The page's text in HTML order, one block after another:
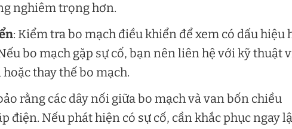
nghiêm trọng hơn.
: Kiểm tra bo mạch điều khiển để xem có dấu hiệu
bo mạch gặp sự cố, bạn nên liên hệ với kỹ thuật
thay thế bo mạch.
rằng các dây nối giữa bo mạch và van bốn chiều
điện. Nếu phát hiện có sự cố, cần khắc phục ngay